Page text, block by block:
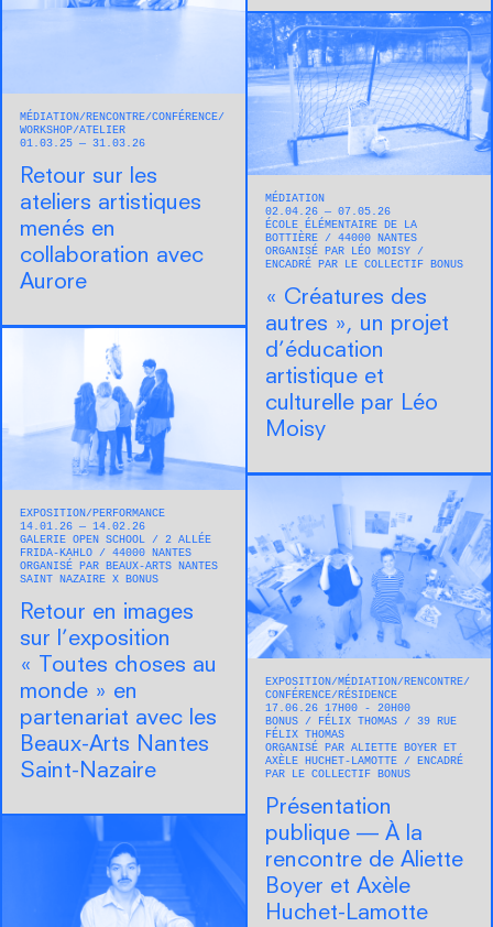
MÉDIATION RENCONTRE/CONFÉRENCE
WORKSHOP/ATELIER
01.03.25 — 31.03.26
Retour sur les
ateliers artistiques
menés en
collaboration avec
Aurore
MÉDIATION
02.04.26 — 07.05.26
ÉCOLE ÉLÉMENTAIRE DE LA
BOTTIÈRE
44000 NANTES
ORGANISÉ PAR LÉO MOISY
ENCADRÉ PAR LE COLLECTIF BONUS
« Créatures des
autres », un projet
d’éducation
artistique et
culturelle par Léo
Moisy
EXPOSITION PERFORMANCE
14.01.26 — 14.02.26
GALERIE OPEN SCHOOL
2 ALLÉE
FRIDA-KAHLO
44000 NANTES
ORGANISÉ PAR BEAUX-ARTS NANTES
SAINT NAZAIRE X BONUS
Retour en images
sur l’exposition
« Toutes choses au
monde » en
partenariat avec les
Beaux-Arts Nantes
Saint-Nazaire
EXPOSITION MÉDIATION
RENCONTRE/
CONFÉRENCE
RÉSIDENCE
17.06.26 17H00 - 20H00
BONUS
FÉLIX THOMAS
39 RUE
FÉLIX THOMAS
ORGANISÉ PAR ALIETTE BOYER ET
AXÈLE HUCHET-LAMOTTE
ENCADRÉ
PAR LE COLLECTIF BONUS
Présentation
publique — À la
rencontre de Aliette
Boyer et Axèle
Huchet-Lamotte